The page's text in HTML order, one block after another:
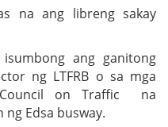
na ang libreng sakay
ang ganitong
ng LTFRB o sa mga
Council on Traffic na
Edsa busway.